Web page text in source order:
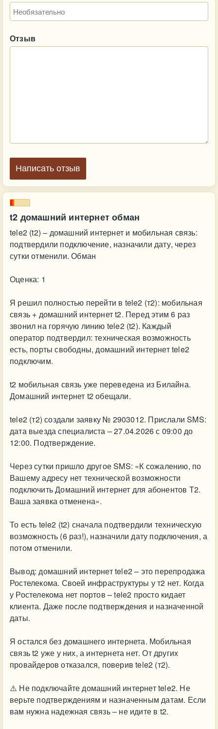
t2 домашний интернет обман
tele2 (t2) – домашний интернет и мобильная связь:
подтвердили подключение, назначили дату, через
сутки отменили. Обман
Оценка: 1
Я решил полностью перейти в tele2 (т2): мобильная
связь + домашний интернет t2. Перед этим 6 раз
звонил на горячую линию tele2 (t2). Каждый
оператор подтвердил: техническая возможность
есть, порты свободны, домашний интернет tele2
подключим.
t2 мобильная связь уже переведена из Билайна.
Домашний интернет t2 обещали.
tele2 (т2) создали заявку № 2903012. Прислали SMS:
дата выезда специалиста – 27.04.2026 с 09:00 до
12:00. Подтверждение.
Через сутки пришло другое SMS: «К сожалению, по
Вашему адресу нет технической возможности
подключить Домашний интернет для абонентов Т2.
Ваша заявка отменена».
То есть tele2 (t2) сначала подтвердили техническую
возможность (6 раз!), назначили дату подключения, а
потом отменили.
Вывод: домашний интернет tele2 – это перепродажа
Ростелекома. Своей инфраструктуры у т2 нет. Когда
у Ростелекома нет портов – tele2 просто кидает
клиента. Даже после подтверждения и назначенной
даты.
Я остался без домашнего интернета. Мобильная
связь t2 уже у них, а интернета нет. От других
провайдеров отказался, поверив tele2 (т2).
⚠️ Не подключайте домашний интернет tele2. Не
верьте подтверждениям и назначенным датам. Если
вам нужна надежная связь – не идите в t2.
Отзыв
Написать отзыв